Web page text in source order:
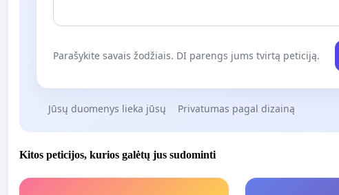
Parašykite savais žodžiais. DI parengs jums tvirtą peticiją.
Jūsų duomenys lieka jūsų Privatumas pagal dizainą
Kitos peticijos, kurios galėtų jus sudominti